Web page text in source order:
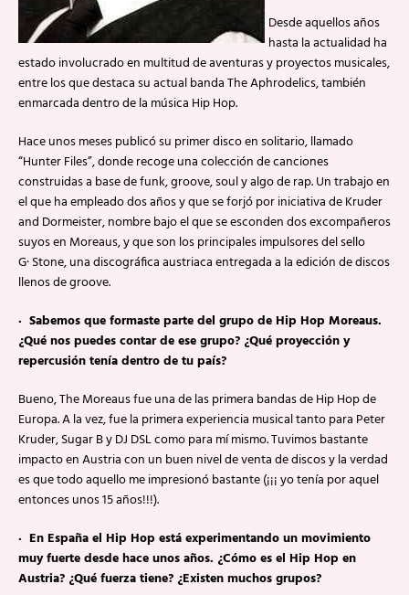
Desde aquellos años
hasta la actualidad ha
estado involucrado en multitud de aventuras y proyectos musicales,
entre los que destaca su actual banda The Aphrodelics, también
enmarcada dentro de la música Hip Hop.
Hace unos meses publicó su primer disco en solitario, llamado
“Hunter Files”, donde recoge una colección de canciones
construidas a base de funk, groove, soul y algo de rap. Un trabajo en
el que ha empleado dos años y que se forjó por iniciativa de Kruder
and Dormeister, nombre bajo el que se esconden dos excompañeros
suyos en Moreaus, y que son los principales impulsores del sello
G· Stone, una discográfica austriaca entregada a la edición de discos
llenos de groove.
· Sabemos que formaste parte del grupo de Hip Hop Moreaus.
¿Qué nos puedes contar de ese grupo? ¿Qué proyección y
repercusión tenía dentro de tu país?
Bueno, The Moreaus fue una de las primera bandas de Hip Hop de
Europa. A la vez, fue la primera experiencia musical tanto para Peter
Kruder, Sugar B y DJ DSL como para mí mismo. Tuvimos bastante
impacto en Austria con un buen nivel de venta de discos y la verdad
es que todo aquello me impresionó bastante (¡¡¡ yo tenía por aquel
entonces unos 15 años!!!).
· En España el Hip Hop está experimentando un movimiento
muy fuerte desde hace unos años. ¿Cómo es el Hip Hop en
Austria? ¿Qué fuerza tiene? ¿Existen muchos grupos?